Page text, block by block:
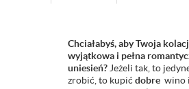
Chciałabyś, aby Twoja
wyjątkowa i pełna
uniesień?Jeżeli tak, to
zrobić, to kupić dobre wino i